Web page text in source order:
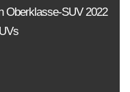
Oberklasse-SUV 2022